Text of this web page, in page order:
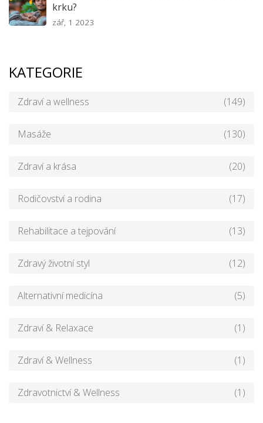
krku?
zář, 1 2023
KATEGORIE
Zdraví a wellness (149)
Masáže (130)
Zdraví a krása (20)
Rodičovství a rodina (17)
Rehabilitace a tejpování (13)
Zdravý životní styl (12)
Alternativní medicína (5)
Zdraví & Relaxace (1)
Zdraví & Wellness (1)
Zdravotnictví & Wellness (1)